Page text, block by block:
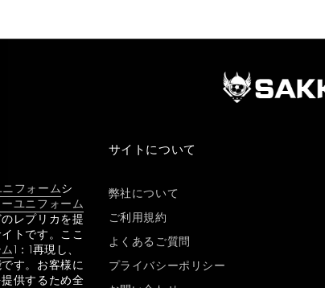
フォームシ
ユニフォーム
レプリカを提
トです。ここ
1：1再現し、
す。お客様に
供するため全
サイトについて
弊社について
ご利用規約
よくあるご質問
プライバシーポリシー